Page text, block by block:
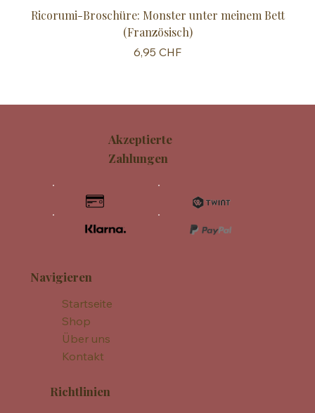
Ricorumi-Broschüre: Monster unter meinem Bett
(Französisch)
Preis
6,95 CHF
Navigieren
Startseite
Shop
Über uns
Kontakt
Richtlinien
Akzeptierte
Zahlungen